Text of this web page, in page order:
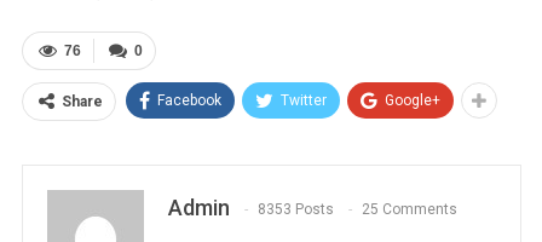
0
76
Share Facebook Twitter Google+
Admin 8353 Posts 25 Comments